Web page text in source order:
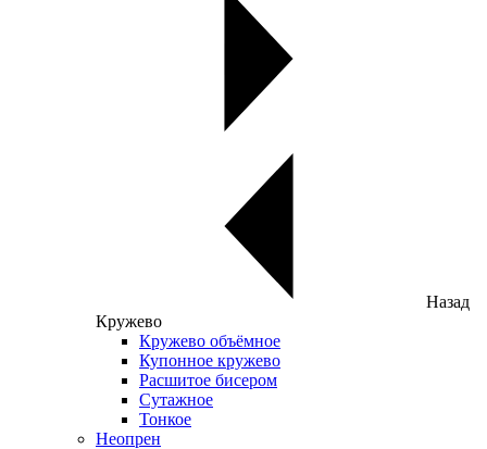
Назад
Кружево
Кружево объёмное
Купонное кружево
Расшитое бисером
Сутажное
Тонкое
Неопрен